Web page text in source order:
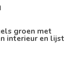
groen met
interieur en lijst